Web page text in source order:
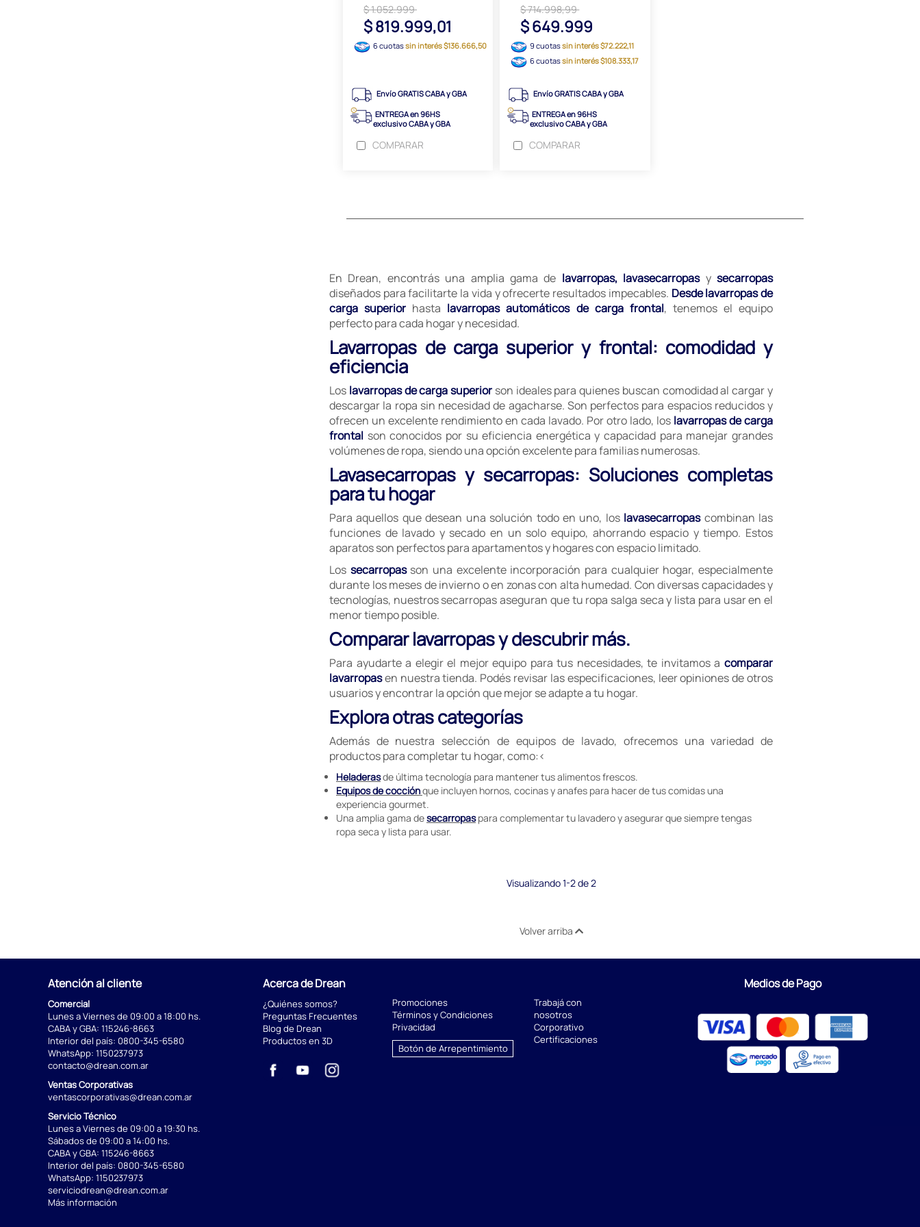
$ 1.052.999
$ 819.999,01
6 cuotassin interés $136.666,50
Envío GRATIS CABA y GBA
ENTREGA en 96HS
exclusivo CABA y GBA
COMPARAR
$ 714.998,99
$ 649.999
9 cuotassin interés $72.222,11
6 cuotassin interés $108.333,17
Envío GRATIS CABA y GBA
ENTREGA en 96HS
exclusivo CABA y GBA
COMPARAR
En Drean, encontrás una amplia gama de lavarropas, lavasecarropasysecarropas
diseñados para facilitarte la vida y ofrecerte resultados impecables. Desde lavarropas de
carga superior hasta lavarropas automáticos de carga frontal, tenemos el equipo
perfecto para cada hogar y necesidad.
Lavarropas de carga superior y frontal: comodidad y
eficiencia
Los lavarropas de carga superior son ideales para quienes buscan comodidad al cargar y
descargar la ropa sin necesidad de agacharse. Son perfectos para espacios reducidos y
ofrecen un excelente rendimiento en cada lavado. Por otro lado, los lavarropas de carga
frontal son conocidos por su eficiencia energética y capacidad para manejar grandes
volúmenes de ropa, siendo una opción excelente para familias numerosas.
Lavasecarropas y secarropas: Soluciones completas
para tu hogar
Para aquellos que desean una solución todo en uno, los lavasecarropascombinan las
funciones de lavado y secado en un solo equipo, ahorrando espacio y tiempo. Estos
aparatos son perfectos para apartamentos y hogares con espacio limitado.
Los secarropasson una excelente incorporación para cualquier hogar, especialmente
durante los meses de invierno o en zonas con alta humedad. Con diversas capacidades y
tecnologías, nuestros secarropas aseguran que tu ropa salga seca y lista para usar en el
menor tiempo posible.
Comparar lavarropas y descubrir más.
Para ayudarte a elegir el mejor equipo para tus necesidades, te invitamos a comparar
lavarropasen nuestra tienda. Podés revisar las especificaciones, leer opiniones de otros
usuarios y encontrar la opción que mejor se adapte a tu hogar.
Explora otras categorías
Además de nuestra selección de equipos de lavado, ofrecemos una variedad de
productos para completar tu hogar, como:<
Heladerasde última tecnología para mantener tus alimentos frescos.
Equipos de cocciónque incluyen hornos, cocinas y anafes para hacer de tus comidas una
experiencia gourmet.
Una amplia gama desecarropaspara complementar tu lavadero y asegurar que siempre tengas
ropa seca y lista para usar.
Visualizando 1-2 de 2
Volver arriba
Atención al cliente
Comercial
Lunes a Viernes de 09:00 a 18:00 hs.
CABA y GBA: 115246-8663
Interior del país: 0800-345-6580
WhatsApp: 1150237973
contacto@drean.com.ar
Ventas Corporativas
ventascorporativas@drean.com.ar
Servicio Técnico
Lunes a Viernes de 09:00 a 19:30 hs.
Sábados de 09:00 a 14:00 hs.
CABA y GBA: 115246-8663
Interior del país: 0800-345-6580
WhatsApp: 1150237973
serviciodrean@drean.com.ar
Más información
Acerca de Drean
¿Quiénes somos?
Preguntas Frecuentes
Blog de Drean
Productos en 3D
Promociones
Términos y Condiciones
Privacidad
Botón de Arrepentimiento
Trabajá con
nosotros
Corporativo
Certificaciones
Medios de Pago